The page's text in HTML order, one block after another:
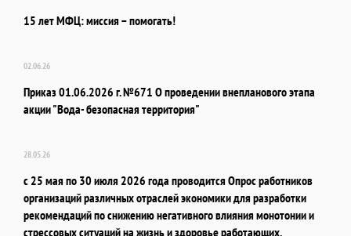
15 лет МФЦ: миссия – помогать!
02.06.26
Приказ 01.06.2026 г. №671 О проведении внепланового этапа
акции "Вода- безопасная территория"
28.05.26
с 25 мая по 30 июля 2026 года проводится Опрос работников
организаций различных отраслей экономики для разработки
рекомендаций по снижению негативного влияния монотонии и
стрессовых ситуаций на жизнь и здоровье работающих.